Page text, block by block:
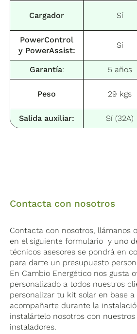
Cargador Sí
PowerControl
y PowerAssist:
Sí
Garantía: 5 años
Peso 29 kgs
Salida auxiliar: Sí (32A)
Contacta con nosotros
Contacta con nosotros, llámanos
en el siguiente formulario y uno
técnicos asesores se pondrá en
para darte un presupuesto
En Cambio Energético nos gusta
personalizado a todos nuestros
personalizar tu kit solar en base
acompañarte durante la
instalártelo nosotros con
instaladores.